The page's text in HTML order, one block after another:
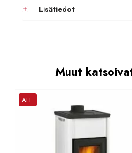
Lisätiedot
Muut
ALE